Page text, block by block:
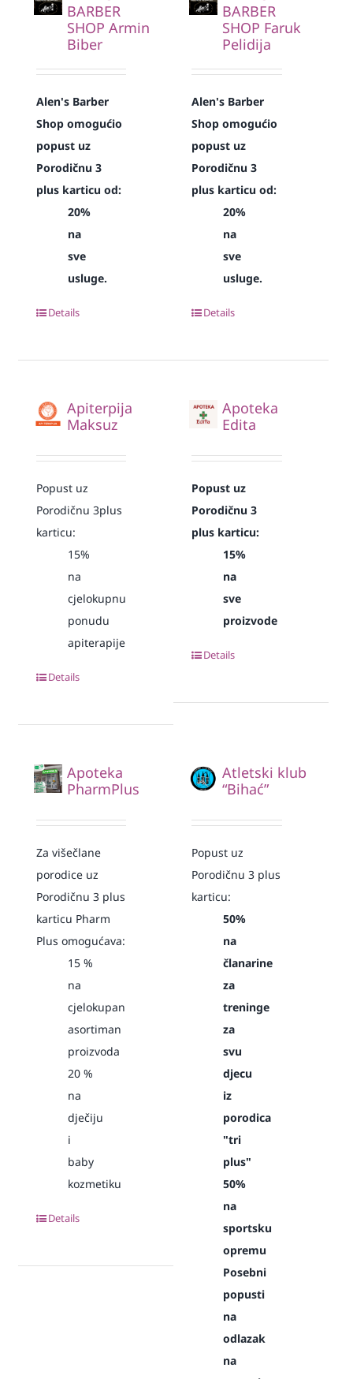
BARBER
SHOP Armin
Biber
Alen's Barber
Shop omogućio
popust uz
Porodičnu 3
plus karticu od:
20%
na
sve
usluge.
Details
BARBER
SHOP Faruk
Pelidija
Alen's Barber
Shop omogućio
popust uz
Porodičnu 3
plus karticu od:
20%
na
sve
usluge.
Details
Apiterpija
Maksuz
Popust uz
Porodičnu 3plus
karticu:
15%
na
cjelokupnu
ponudu
apiterapije
Details
Apoteka
Edita
Popust uz
Porodičnu 3
plus karticu:
15%
na
sve
proizvode
Details
Apoteka
PharmPlus
Za višečlane
porodice uz
Porodičnu 3 plus
karticu Pharm
Plus omogućava:
15 %
na
cjelokupan
asortiman
proizvoda
20 %
na
dječiju
i
baby
kozmetiku
Details
Atletski klub
“Bihać”
Popust uz
Porodičnu 3 plus
karticu:
50%
na
članarine
za
treninge
za
svu
djecu
iz
porodica
"tri
plus"
50%
na
sportsku
opremu
Posebni
popusti
na
odlazak
na